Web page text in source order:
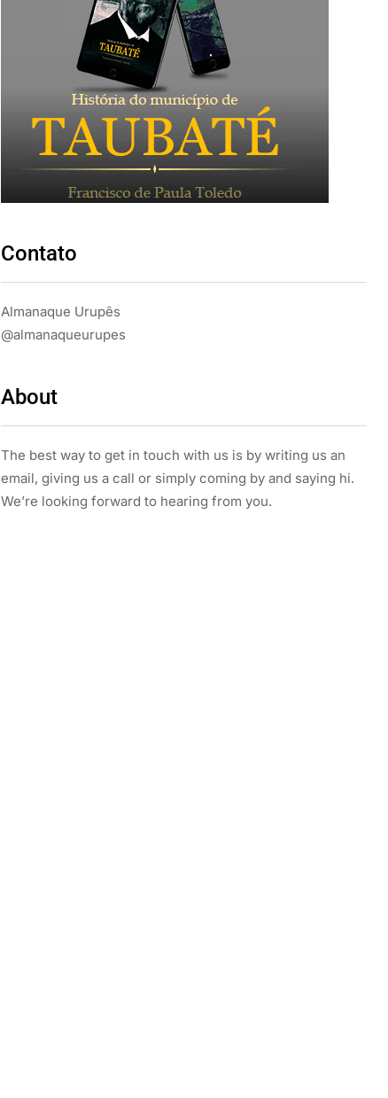
Contato
Almanaque Urupês
@almanaqueurupes
About
The best way to get in touch with us is by writing us an
email, giving us a call or simply coming by and saying hi.
We’re looking forward to hearing from you.